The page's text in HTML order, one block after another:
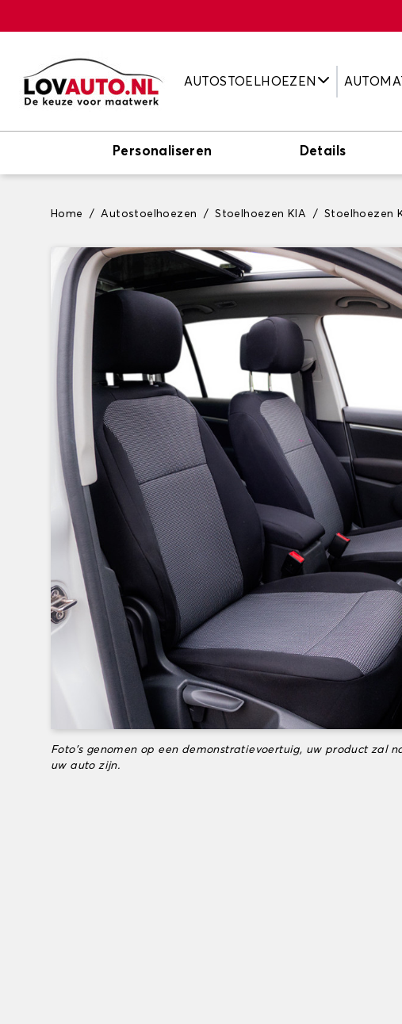
AUTOSTOELHOEZEN
Personaliseren Details
Home Autostoelhoezen Stoelhoezen KIA Stoelhoezen
Foto's genomen op een demonstratievoertuig, uw product zal
uw auto zijn.